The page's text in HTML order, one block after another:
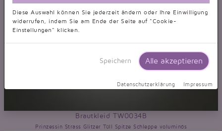
Brautkleid TW0034B
Prinzessin Strass Glitzer Tüll Spitze Schleppe voluminös
Diese Auswahl können Sie jederzeit ändern oder Ihre Einwilligung
widerrufen, indem Sie am Ende der Seite auf "Cookie-
Einstellungen" klicken.
Speichern Alle akzeptieren
Datenschutzerklärung Impressum